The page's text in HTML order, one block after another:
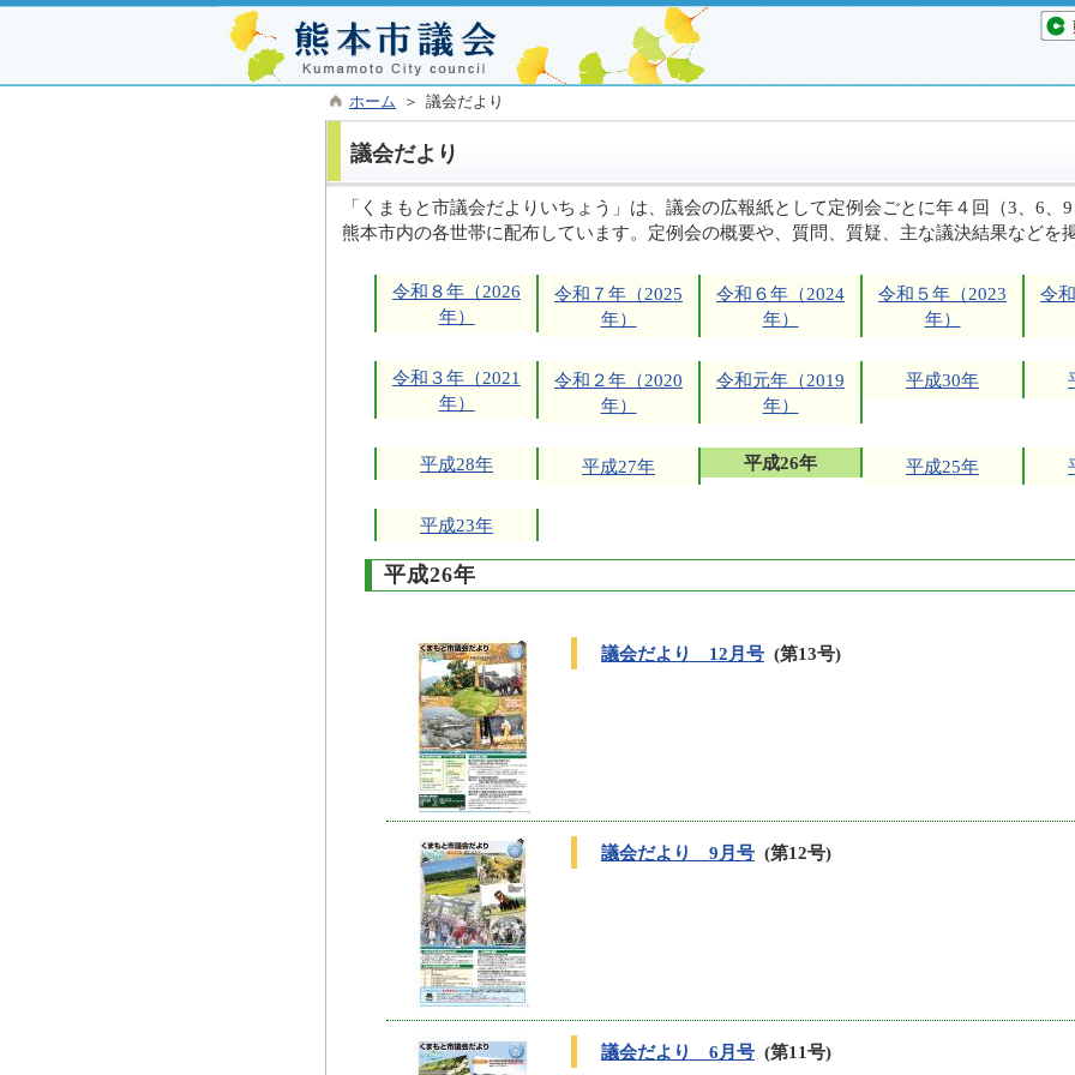
ホーム ＞ 議会だより
議会だより
「くまもと市議会だよりいちょう」は、議会の広報紙として定例会ごとに年４回（3、6、
熊本市内の各世帯に配布しています。定例会の概要や、質問、質疑、主な議決結果などを
令和８年（2026
年）
令和７年（2025
年）
令和６年（2024
年）
令和５年（2023
年）
令
令和３年（2021
年）
令和２年（2020
年）
令和元年（2019
年）
平成30年
平成28年 平成27年 平成26年 平成25年
平成23年
平成26年
議会だより 12月号 (第13号)
議会だより 9月号 (第12号)
議会だより 6月号 (第11号)